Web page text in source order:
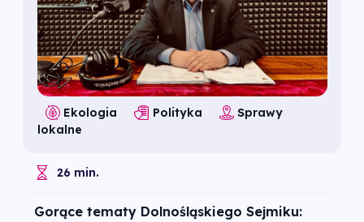
Ekologia Polityka
Sprawy
lokalne
26 min.
Gorące tematy Dolnośląskiego Sejmiku: